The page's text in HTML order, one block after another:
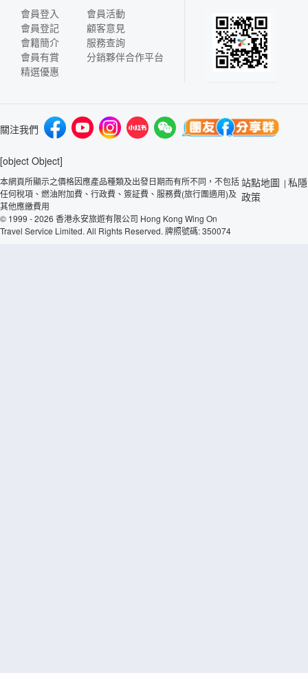
會員登入
會員登記
會籍簡介
會員有賞
精選優惠
會員活動
顧客意見
服務查詢
分銷夥伴合作平台
關注我們
[object Object]
本網頁所顯示之價格因應產品種類及出發日期而有所不同，不包括
任何稅項、燃油附加費、行政費、簽証費、服務費(旅行團適用)及
其他應繳費用
© 1999 - 2026 香港永安旅遊有限公司 Hong Kong Wing On
Travel Service Limited. All Rights Reserved. 牌照號碼: 350074
站點地圖 | 私隱
政策